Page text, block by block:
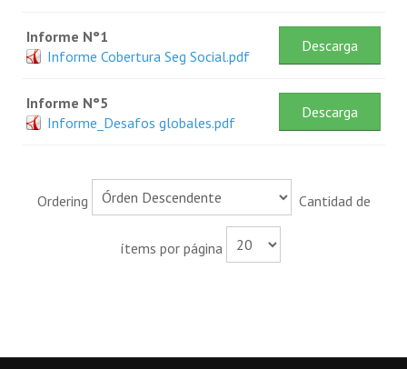
Informe N°1
Informe Cobertura Seg Social.pdf
Descarga
Informe N°5
Informe_Desafos globales.pdf
Descarga
Ordering Cantidad de
ítems por página